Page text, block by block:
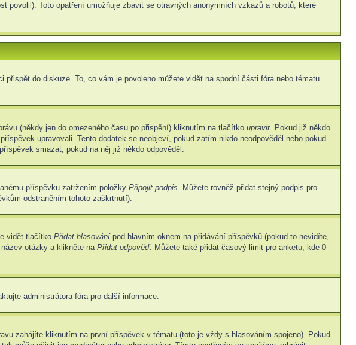
povolil). Toto opatření umožňuje zbavit se otravných anonymních vzkazů a robotů, které
do diskuze. To, co vám je povoleno můžete vidět na spodní části fóra nebo tématu
(někdy jen do omezeného času po přispění) kliknutím na tlačítko upravit. Pokud již někdo
upravovali. Tento dodatek se neobjeví, pokud zatím nikdo neodpověděl nebo pokud
smazat, pokud na něj již někdo odpověděl.
příspěvku zatržením položky Připojit podpis. Můžete rovněž přidat stejný podpis pro
odstraněním tohoto zaškrtnutí).
vidět tlačítko Přidat hlasovánípod hlavním oknem na přidávání příspěvků (pokud to nevidíte,
otázky a klikněte na Přidat odpověď. Můžete také přidat časový limit pro anketu, kde 0
administrátora fóra pro další informace.
zahájíte kliknutím na první příspěvek v tématu (toto je vždy s hlasováním spojeno). Pokud